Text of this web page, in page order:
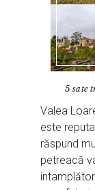
5 sate
Valea
este
răspund
petreacă